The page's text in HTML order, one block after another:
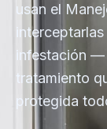
usan el
infestación
tratamiento
protegida